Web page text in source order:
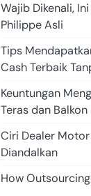
Wajib Dikenali,
Philippe Asli
Tips
Cash Terbaik
Keuntungan
Teras dan Balkon
Ciri Dealer
Diandalkan
How